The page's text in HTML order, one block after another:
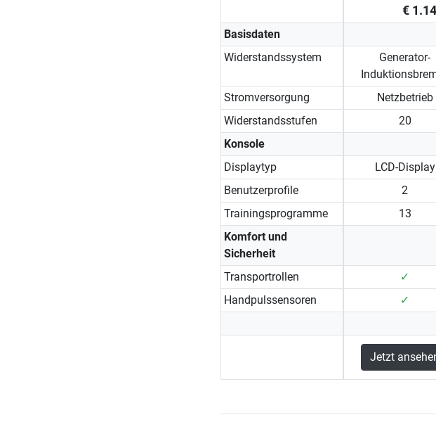
€
Basisdaten
Widerstandssystem
Generator-
Stromversorgung
Netzbetrieb
Widerstandsstufen
20
Konsole
Displaytyp
LCD-Display
Benutzerprofile
2
Trainingsprogramme
13
Komfort und
Sicherheit
Transportrollen
✓
Handpulssensoren
✓
Jetzt